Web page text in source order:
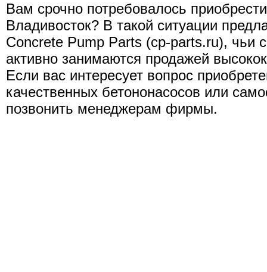
Вам срочно потребовалось
Владивосток? В такой ситуации
Concrete Pump Parts (cp-parts.ru), чьи
активно занимаются продажей
Если вас интересует вопрос
качественных бетононасосов или
позвонить менеджерам фирмы.